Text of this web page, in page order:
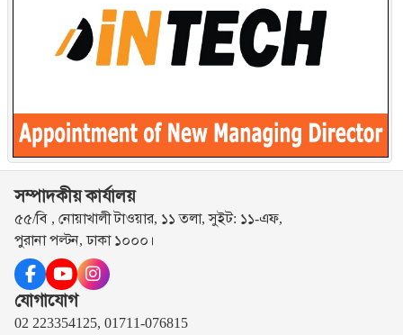
সম্পাদকীয় কার্যালয়
৫৫/বি , নোয়াখালী টাওয়ার, ১১ তলা, সুইট: ১১-এফ,
পুরানা পল্টন, ঢাকা ১০০০।
যোগাযোগ
02 223354125, 01711-076815